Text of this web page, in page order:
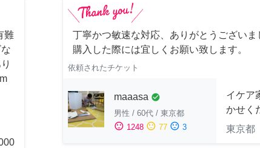
難
丁寧かつ敏速な対応、ありがとうござい
購入した際には宜しくお願い致します。
依頼されたチケット
maaasa check_circle
男性 / 60代 / 東京都
sentiment_satisfied 1248 sentiment_neutral 77 sentiment_dissatisfied 3
イケア
かせく
東京都